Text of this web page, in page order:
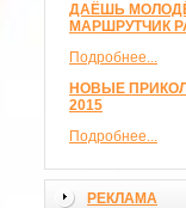
ДАЁШЬ
МАРШРУТЧИК
Подробнее...
НОВЫЕ
2015
Подробнее...
РЕКЛАМА